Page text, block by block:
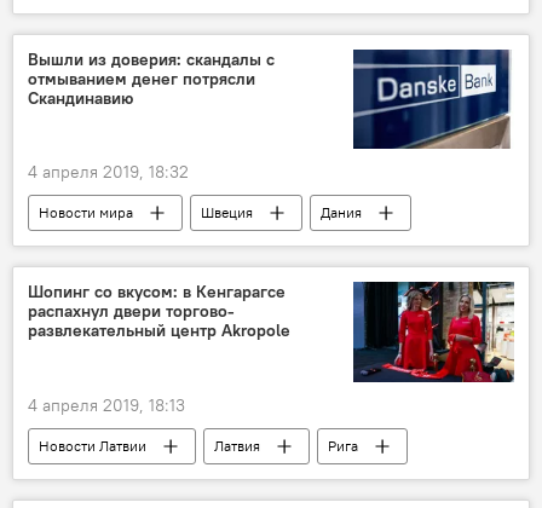
День Победы
Вышли из доверия: скандалы с
отмыванием денег потрясли
Скандинавию
4 апреля 2019, 18:32
Новости мира Швеция
Дания
Swedbank
Danske Banka
отмывание денег
Шопинг со вкусом: в Кенгарагсе
распахнул двери торгово-
развлекательный центр Akropole
4 апреля 2019, 18:13
Новости Латвии Латвия
Рига
Кенгарагс
торговый центр Akropole